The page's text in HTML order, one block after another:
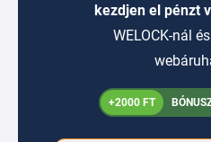
kezdjen el pénzt
WELOCK-nál
+2000 FT